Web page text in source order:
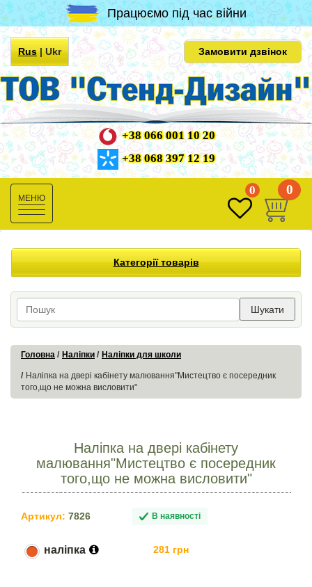
Працюємо під час війни
Rus|Ukr Замовити дзвінок
+38 066 001 10 20
+38 068 397 12 19
Toggle
navigation
0 0
Категорії товарів
Шукати
Головна Наліпки Наліпки для школи
Наліпка на двері кабінету малювання"Мистецтво є посередник
того,що не можна висловити"
Наліпка на двері кабінету
малювання"Мистецтво є посередник
того,що не можна висловити"
Артикул: 7826 В наявності
наліпка 281 грн